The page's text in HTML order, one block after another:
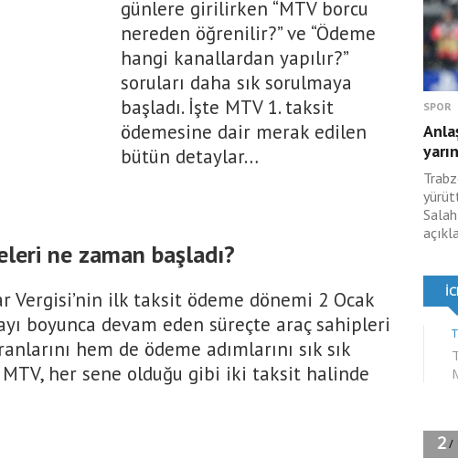
günlere girilirken “MTV borcu
nereden öğrenilir?” ve “Ödeme
hangi kanallardan yapılır?”
soruları daha sık sorulmaya
başladı. İşte MTV 1. taksit
ödemesine dair merak edilen
bütün detaylar…
ne zaman başladı?
Vergisi’nin ilk taksit ödeme dönemi 2 Ocak
boyunca devam eden süreçte araç sahipleri
hem de ödeme adımlarını sık sık
MTV, her sene olduğu gibi iki taksit halinde
SPOR